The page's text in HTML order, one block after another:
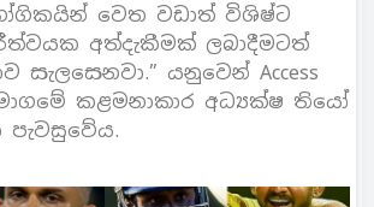
වෙත වඩාත් විශිෂ්ට
අත්දැකීමක් ලබාදීමටත්
සැලසෙනවා.” යනුවෙන් Access
කළමනාකාර අධ්‍යක්ෂ තියෝ
පැවසුවේය.